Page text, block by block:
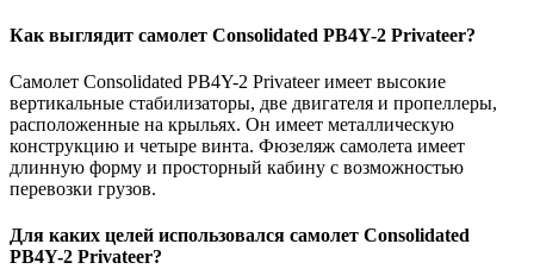
Как выглядит самолет Consolidated PB4Y-2 Privateer?
Самолет Consolidated PB4Y-2 Privateer имеет высокие
вертикальные стабилизаторы, две двигателя и пропеллеры,
расположенные на крыльях. Он имеет металлическую
конструкцию и четыре винта. Фюзеляж самолета имеет
длинную форму и просторный кабину с возможностью
перевозки грузов.
Для каких целей использовался самолет Consolidated
PB4Y-2 Privateer?